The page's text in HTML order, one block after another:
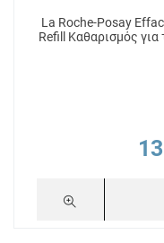
La Roche-Posay
Refill Καθαρισμός